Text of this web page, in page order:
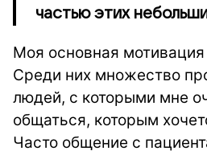
частью этих
Моя основная
Среди них множество
людей, с которыми мне
общаться, которым
Часто общение с